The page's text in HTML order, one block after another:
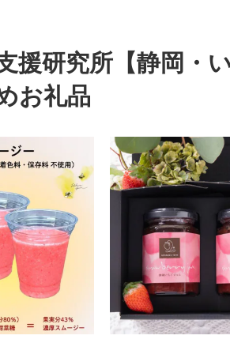
援研究所【静岡・
お礼品